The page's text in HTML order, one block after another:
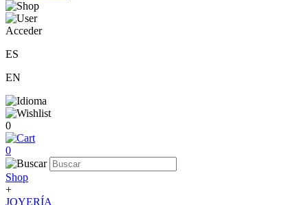
Acceder
ES
EN
0
0
Shop
+
JOYERÍA